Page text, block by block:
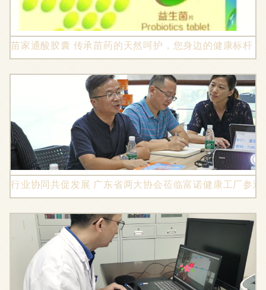
苗家通酸胶囊 传承苗药的天然呵护，您身边的健康标杆
行业协同共促发展 广东省两大协会莅临富诺健康工厂参观